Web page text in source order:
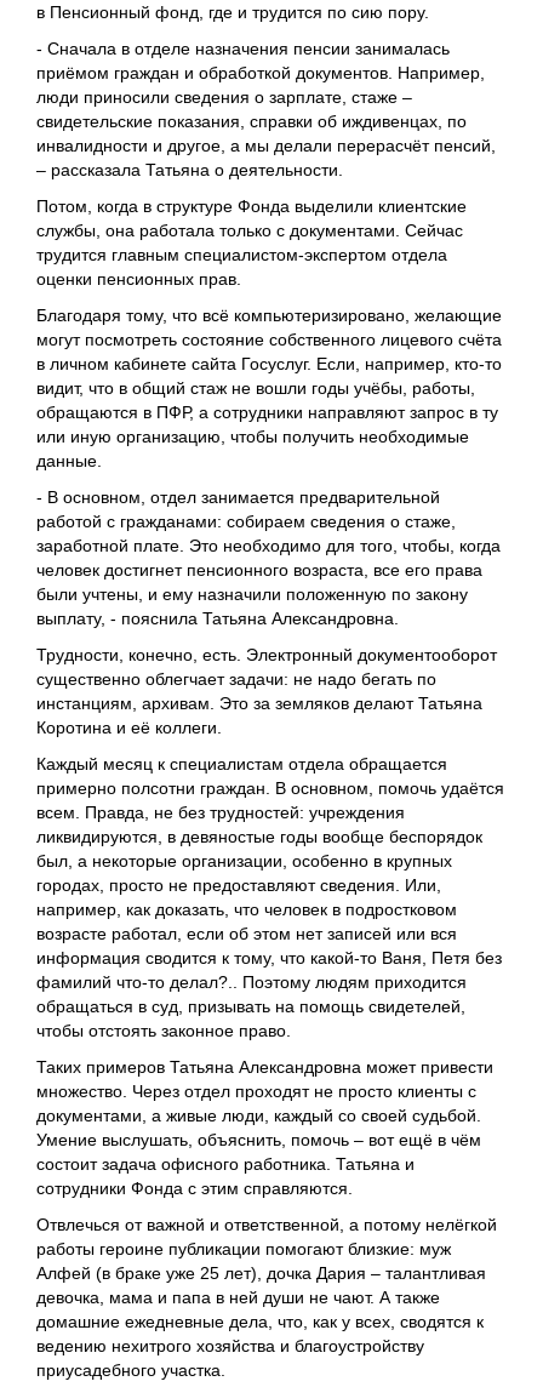
в Пенсионный фонд, где и трудится по сию пору.
- Сначала в отделе назначения пенсии занималась
приёмом граждан и обработкой документов. Например,
люди приносили сведения о зарплате, стаже –
свидетельские показания, справки об иждивенцах, по
инвалидности и другое, а мы делали перерасчёт пенсий,
‒ рассказала Татьяна о деятельности.
Потом, когда в структуре Фонда выделили клиентские
службы, она работала только с документами. Сейчас
трудится главным специалистом-экспертом отдела
оценки пенсионных прав.
Благодаря тому, что всё компьютеризировано, желающие
могут посмотреть состояние собственного лицевого счёта
в личном кабинете сайта Госуслуг. Если, например, кто-то
видит, что в общий стаж не вошли годы учёбы, работы,
обращаются в ПФР, а сотрудники направляют запрос в ту
или иную организацию, чтобы получить необходимые
данные.
- В основном, отдел занимается предварительной
работой с гражданами: собираем сведения о стаже,
заработной плате. Это необходимо для того, чтобы, когда
человек достигнет пенсионного возраста, все его права
были учтены, и ему назначили положенную по закону
выплату, - пояснила Татьяна Александровна.
Трудности, конечно, есть. Электронный документооборот
существенно облегчает задачи: не надо бегать по
инстанциям, архивам. Это за земляков делают Татьяна
Коротина и её коллеги.
Каждый месяц к специалистам отдела обращается
примерно полсотни граждан. В основном, помочь удаётся
всем. Правда, не без трудностей: учреждения
ликвидируются, в девяностые годы вообще беспорядок
был, а некоторые организации, особенно в крупных
городах, просто не предоставляют сведения. Или,
например, как доказать, что человек в подростковом
возрасте работал, если об этом нет записей или вся
информация сводится к тому, что какой-то Ваня, Петя без
фамилий что-то делал?.. Поэтому людям приходится
обращаться в суд, призывать на помощь свидетелей,
чтобы отстоять законное право.
Таких примеров Татьяна Александровна может привести
множество. Через отдел проходят не просто клиенты с
документами, а живые люди, каждый со своей судьбой.
Умение выслушать, объяснить, помочь – вот ещё в чём
состоит задача офисного работника. Татьяна и
сотрудники Фонда с этим справляются.
Отвлечься от важной и ответственной, а потому нелёгкой
работы героине публикации помогают близкие: муж
Алфей (в браке уже 25 лет), дочка Дария – талантливая
девочка, мама и папа в ней души не чают. А также
домашние ежедневные дела, что, как у всех, сводятся к
ведению нехитрого хозяйства и благоустройству
приусадебного участка.